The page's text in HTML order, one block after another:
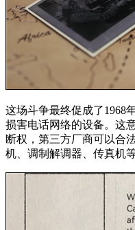
这场斗争最终促成了1968
损害电话网络的设备。这
断权，第三方厂商可以合
机、调制解调器、传真机